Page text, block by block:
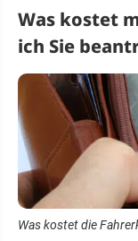
Was kostet
ich Sie
Was kostet die